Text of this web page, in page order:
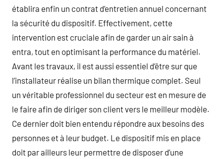
établira enfin un contrat d’entretien annuel concernant
la sécurité du dispositif. Effectivement, cette
intervention est cruciale afin de garder un air sain à
entra, tout en optimisant la performance du matériel.
Avant les travaux, il est aussi essentiel d’être sur que
l’installateur réalise un bilan thermique complet. Seul
un véritable professionnel du secteur est en mesure de
le faire afin de diriger son client vers le meilleur modèle.
Ce dernier doit bien entendu répondre aux besoins des
personnes et à leur budget. Le dispositif mis en place
doit par ailleurs leur permettre de disposer d’une